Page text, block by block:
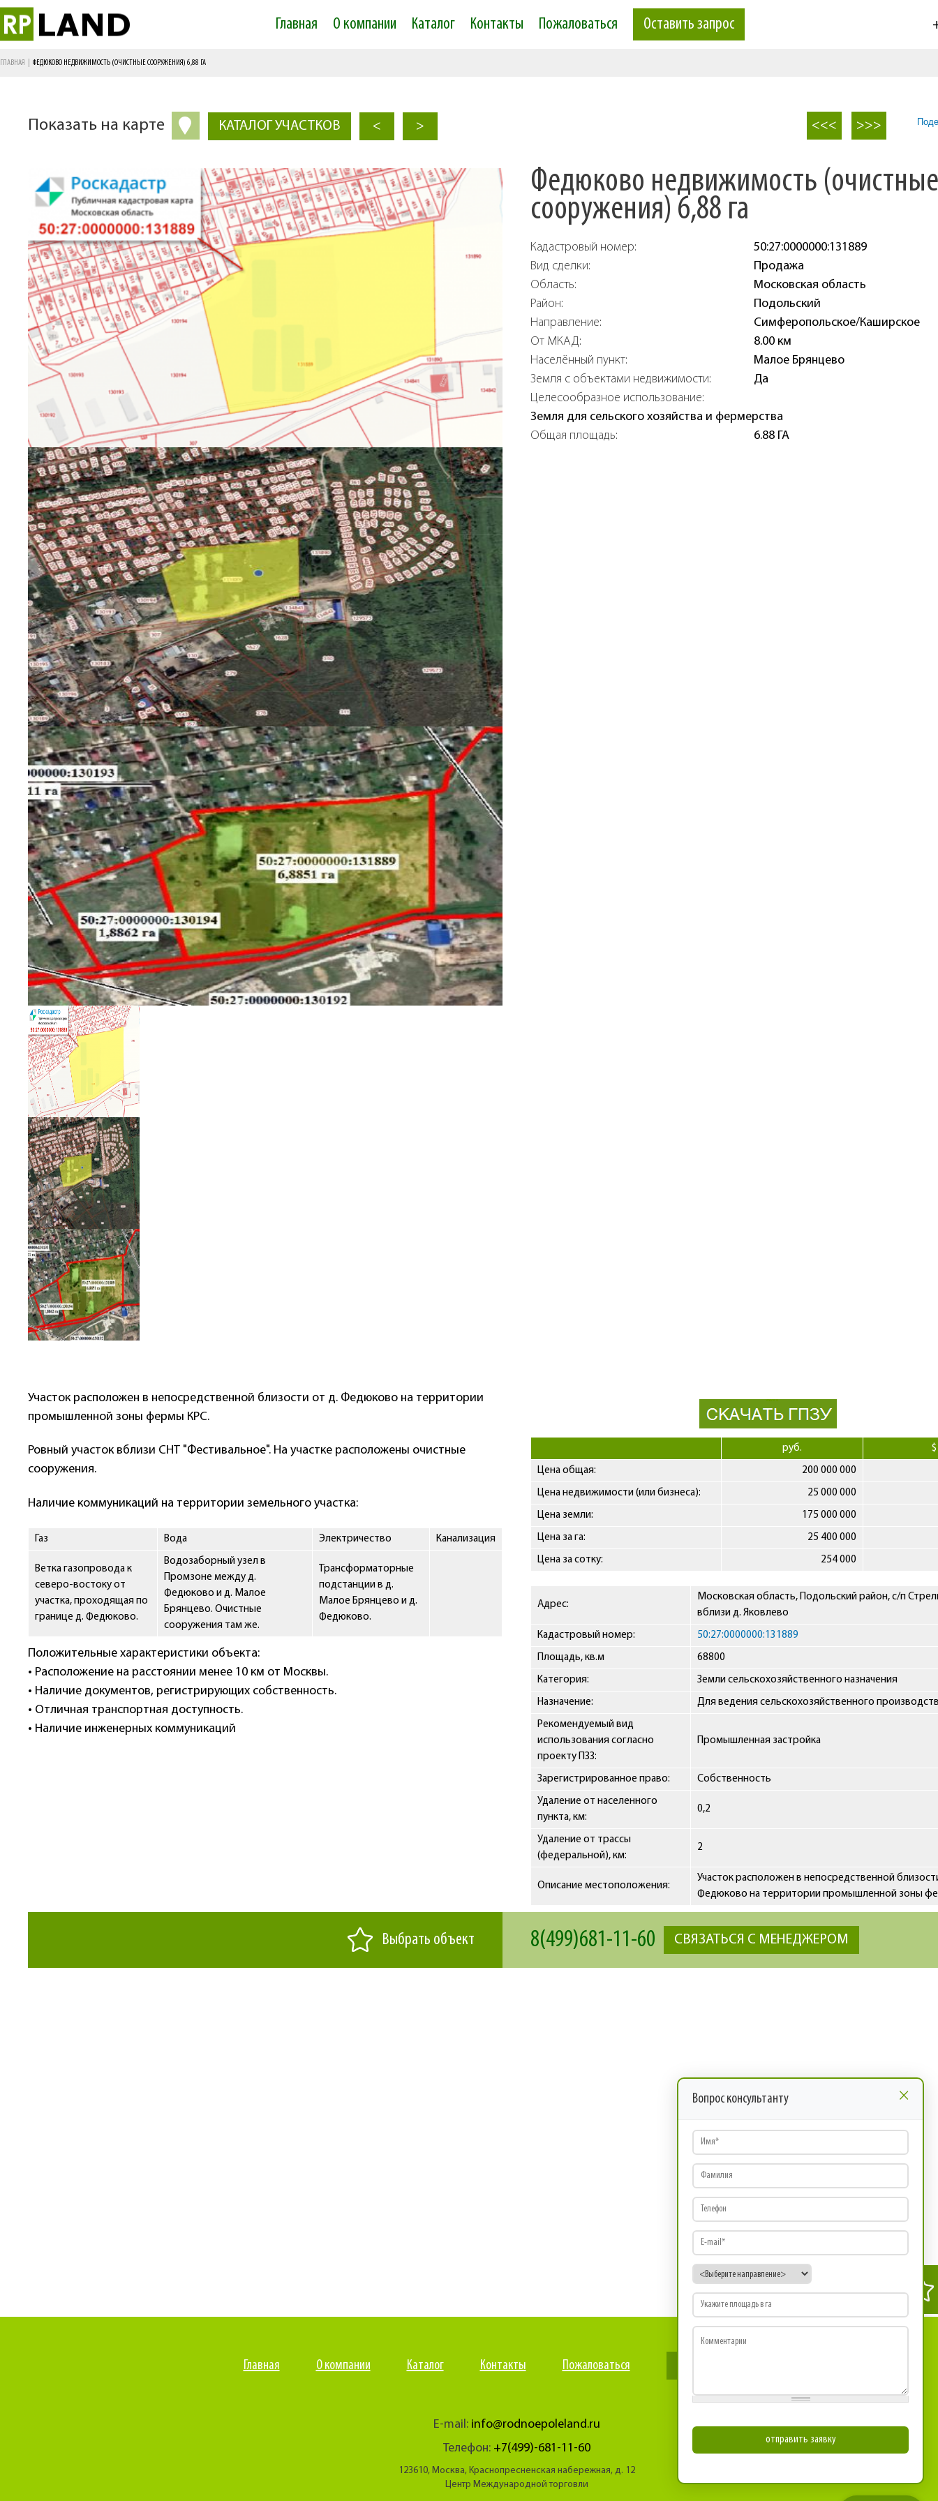
main
Main menu
Главная О компании Каталог Контакты Пожаловаться Оставить запрос
ГЛАВНАЯ ФЕДЮКОВО НЕДВИЖИМОСТЬ (ОЧИСТНЫЕ СООРУЖЕНИЯ) 6,88 ГА
Показать на карте КАТАЛОГ УЧАСТКОВ < > <<< >>>
Федюково недвижимость (очистные
сооружения) 6,88 га
Кадастровый номер:
50:27:0000000:131889
Вид сделки:
Продажа
Область:
Московская область
Район:
Подольский
Направление:
Симферопольское/Каширское
От МКАД:
8.00 км
Населённый пункт:
Малое Брянцево
Земля с объектами недвижимости:
Да
Целесообразное использование:
Земля для сельского хозяйства и фермерства
Общая площадь:
6.88 ГА
руб.
$
Цена общая:
200 000 000
Цена недвижимости (или бизнеса):
25 000 000
Цена земли:
175 000 000
Цена за га:
25 400 000
Цена за сотку:
254 000
Адрес:
Московская область, Подольский район, с/п
вблизи д. Яковлево
Кадастровый номер:
50:27:0000000:131889
Площадь, кв.м
68800
Категория:
Земли сельскохозяйственного назначения
Назначение:
Для ведения сельскохозяйственного
Рекомендуемый вид
использования согласно
проекту ПЗЗ:
Промышленная застройка
Зарегистрированное право:
Собственность
Удаление от населенного
пункта, км:
0,2
Удаление от трассы
(федеральной), км:
2
Описание местоположения:
Участок расположен в непосредственной
Федюково на территории промышленной зоны
Участок расположен в непосредственной близости от д. Федюково на территории
промышленной зоны фермы КРС.
Ровный участок вблизи СНТ "Фестивальное". На участке расположены очистные
сооружения.
Наличие коммуникаций на территории земельного участка:
Газ Вода Электричество Канализация
Ветка газопровода к
северо-востоку от
участка, проходящая по
границе д. Федюково.
Водозаборный узел в
Промзоне между д.
Федюково и д. Малое
Брянцево. Очистные
сооружения там же.
Трансформаторные
подстанции в д.
Малое Брянцево и д.
Федюково.
Положительные характеристики объекта:
• Расположение на расстоянии менее 10 км от Москвы.
• Наличие документов, регистрирующих собственность.
• Отличная транспортная доступность.
• Наличие инженерных коммуникаций
Выбрать объект 8(499)681-11-60 СВЯЗАТЬСЯ С МЕНЕДЖЕРОМ
Вопрос консультанту ×
Имя
Фамилия
Телефон
E-mail
Направление*
Площадь
Главная О компании Каталог Контакты Пожаловаться
E-mail: info@rodnoepoleland.ru
Телефон: +7(499)-681-11-60
123610, Москва, Краснопресненская набережная, д. 12
Центр Международной торговли